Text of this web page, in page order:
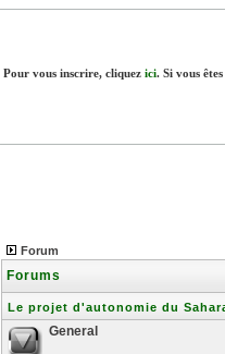
Pour vous inscrire, cliquez ici. Si vous
Forum
Forums
Le projet d'autonomie du
General